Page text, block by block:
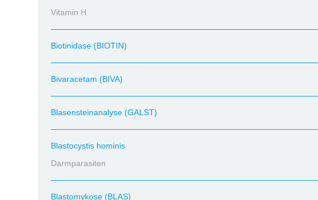
Vitamin H
Biotinidase (BIOTIN)
Bivaracetam (BIVA)
Blasensteinanalyse (GALST)
Blastocystis hominis
Darmparasiten
Blastomykose (BLAS)